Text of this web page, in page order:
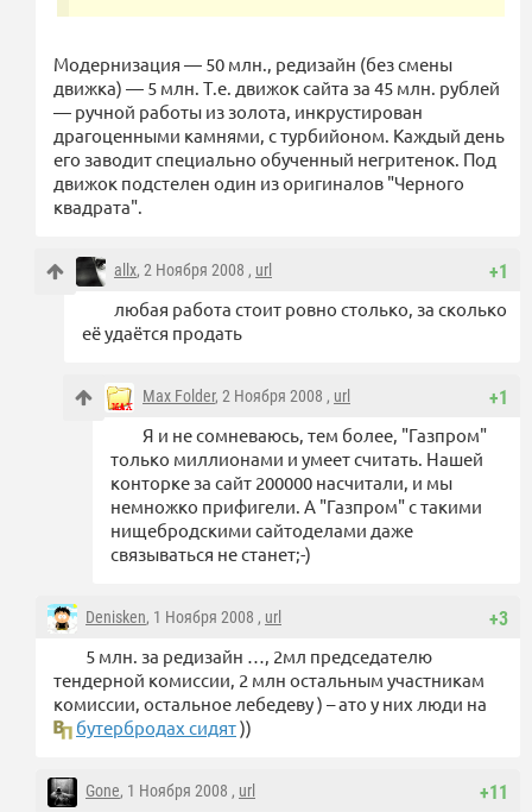
Модернизация — 50 млн., редизайн (без смены
движка) — 5 млн. Т.е. движок сайта за 45 млн. рублей
— ручной работы из золота, инкрустирован
драгоценными камнями, с турбийоном. Каждый день
его заводит специально обученный негритенок. Под
движок подстелен один из оригиналов "Черного
квадрата".
+1
allx, 2 Ноября 2008 , url
любая работа стоит ровно столько, за сколько
её удаётся продать
+1
Max Folder, 2 Ноября 2008 , url
Я и не сомневаюсь, тем более, "Газпром"
только миллионами и умеет считать. Нашей
конторке за сайт 200000 насчитали, и мы
немножко прифигели. А "Газпром" с такими
нищебродскими сайтоделами даже
связываться не станет;-)
+3
Denisken, 1 Ноября 2008 , url
5 млн. за редизайн …, 2мл председателю
тендерной комиссии, 2 млн остальным участникам
комиссии, остальное лебедеву ) – ато у них люди на
бутербродах сидят))
+11
Gone, 1 Ноября 2008 , url